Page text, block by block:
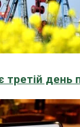
день